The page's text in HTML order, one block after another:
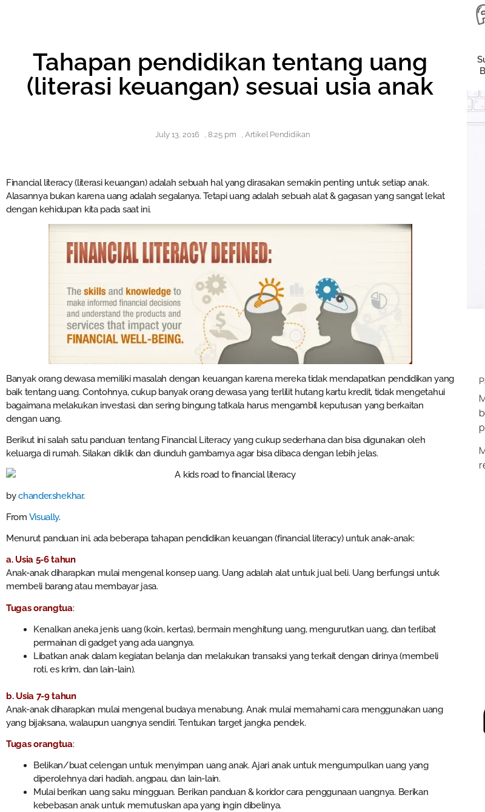
Tahapan pendidikan tentang uang
(literasi keuangan) sesuai usia anak
July 13, 2016 , 8:25 pm , Artikel Pendidikan
Financial literacy (literasi keuangan) adalah sebuah hal yang dirasakan semakin penting untuk setiap anak.
Alasannya bukan karena uang adalah segalanya. Tetapi uang adalah sebuah alat & gagasan yang sangat lekat
dengan kehidupan kita pada saat ini.
Banyak orang dewasa memiliki masalah dengan keuangan karena mereka tidak mendapatkan pendidikan yang
baik tentang uang. Contohnya, cukup banyak orang dewasa yang terlilit hutang kartu kredit, tidak mengetahui
bagaimana melakukan investasi, dan sering bingung tatkala harus mengambil keputusan yang berkaitan
dengan uang.
Berikut ini salah satu panduan tentang Financial Literacy yang cukup sederhana dan bisa digunakan oleh
keluarga di rumah. Silakan diklik dan diunduh gambarnya agar bisa dibaca dengan lebih jelas.
bychander.shekhar.
From Visually.
Menurut panduan ini, ada beberapa tahapan pendidikan keuangan (financial literacy) untuk anak-anak:
a. Usia 5-6 tahun
Anak-anak diharapkan mulai mengenal konsep uang. Uang adalah alat untuk jual beli. Uang berfungsi untuk
membeli barang atau membayar jasa.
Tugas orangtua:
Kenalkan aneka jenis uang (koin, kertas), bermain menghitung uang, mengurutkan uang, dan terlibat
permainan di gadget yang ada uangnya.
Libatkan anak dalam kegiatan belanja dan melakukan transaksi yang terkait dengan dirinya (membeli
roti, es krim, dan lain-lain).
b. Usia 7-9 tahun
Anak-anak diharapkan mulai mengenal budaya menabung. Anak mulai memahami cara menggunakan uang
yang bijaksana, walaupun uangnya sendiri. Tentukan target jangka pendek.
Tugas orangtua:
Belikan/buat celengan untuk menyimpan uang anak. Ajari anak untuk mengumpulkan uang yang
diperolehnya dari hadiah, angpau, dan lain-lain.
Mulai berikan uang saku mingguan. Berikan panduan & koridor cara penggunaan uangnya. Berikan
kebebasan anak untuk memutuskan apa yang ingin dibelinya.